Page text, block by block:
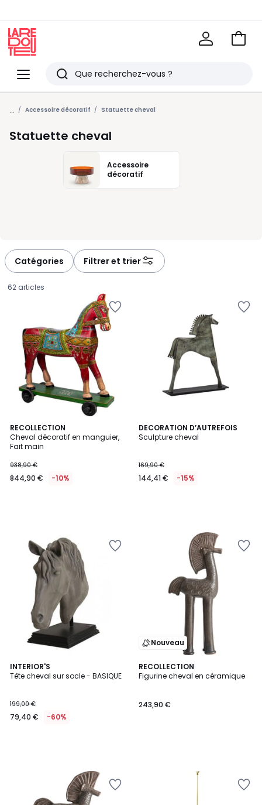
Menu
Redoute
Rechercher
Derniers
articles
vus
Voir
... Accessoire décoratif Statuette cheval
Statuette cheval
Accessoire
décoratif
Catégories Filtrer et trier
62 articles
RECOLLECTION
Cheval décoratif en manguier,
Fait main
€
au
réduction
appliquée.
938,90 €
844,90 € -10%
DECORATION D’AUTREFOIS
Sculpture cheval
169,90 €
144,41 € -15%
INTERIOR'S
Tête cheval sur socle - BASIQUE
199,00 €
79,40 € -60%
Nouveau
RECOLLECTION
Figurine cheval en céramique
243,90 €